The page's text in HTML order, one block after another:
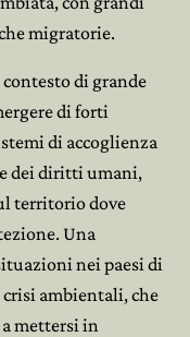

migratorie.
di grande
di forti
di accoglienza
dei diritti umani,
territorio dove
Una
nei paesi di
ambientali, che
mettersi in